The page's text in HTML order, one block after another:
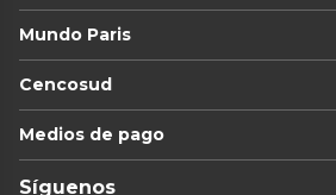
Mundo Paris
Cencosud
Medios de pago
Síguenos